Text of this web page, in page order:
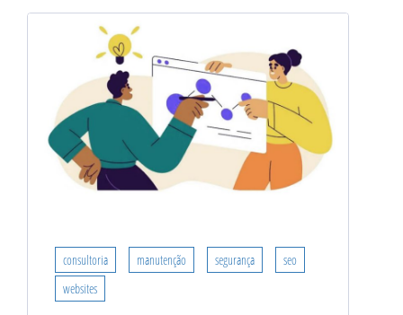
consultoria manutenção segurança
seo
websites